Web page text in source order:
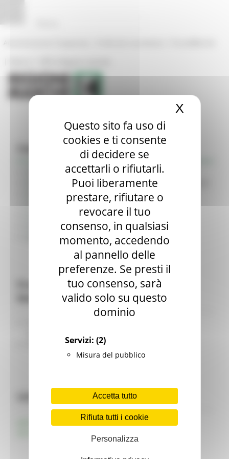
Questo sito fa uso di
cookies e ti consente
di decidere se
accettarli o rifiutarli.
Puoi liberamente
prestare, rifiutare o
revocare il tuo
consenso, in qualsiasi
momento, accedendo
al pannello delle
preferenze. Se presti il
tuo consenso, sarà
valido solo su questo
dominio
Servizi: (2)
Misura del pubblico
Accetta tutto
Rifiuta tutti i cookie
Personalizza
X
Contratti pubblici
Profilo del commitente - Regione Marche
Profilo del committente - Soggetto Aggregatore SUAM
Profilo del committente - SUA (Gare su delega)
Profilo del Committente - SUAM Lavori Pubblici
Osservatorio dei contratti pubblici
Green Public Procurement e Sostenibilità
Approfondimenti e News
Profilo del committente - Regione
Profilo del committente - SUAM Lavori Pubblici
Ultimi Aggiornamenti
pagina aggiornata al 07/05/2024